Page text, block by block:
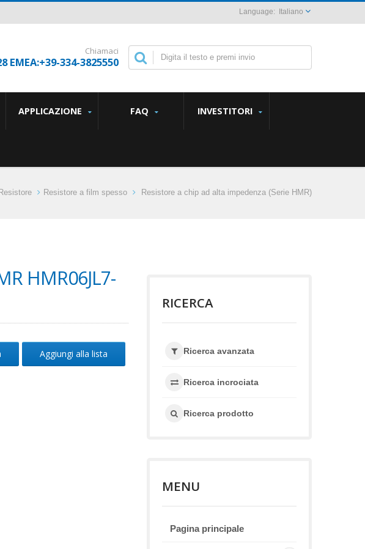
Italiano
Chiamaci
EMEA:+39-334-3825550
APPLICAZIONE FAQ INVESTITORI
Resistore Resistore a film spesso Resistore a chip ad alta impedenza (Serie HMR)
HMR06JL7-
Aggiungi alla lista
RICERCA
Ricerca avanzata
Ricerca incrociata
Ricerca prodotto
MENU
Pagina principale